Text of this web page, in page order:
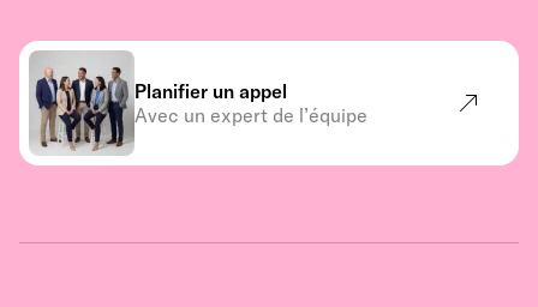
Planifier un appel
Avec un expert de l’équipe